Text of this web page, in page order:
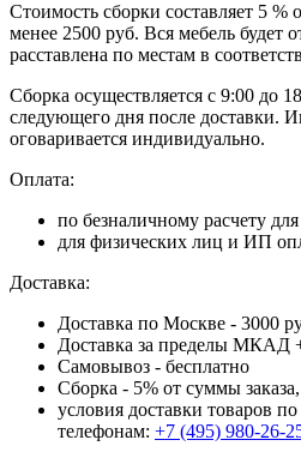
Стоимость сборки составляет 5 %
менее 2500 руб. Вся мебель будет
расставлена по местам в
Сборка осуществляется с 9:00 до
следующего дня после доставки.
оговаривается индивидуально.
Оплата:
по безналичному расчету
для физических лиц и ИП
Доставка:
Доставка по Москве - 3000
Доставка за пределы МКАД
Самовывоз - бесплатно
Сборка - 5% от суммы
условия доставки товаров
телефонам: +7 (495) 980-26-